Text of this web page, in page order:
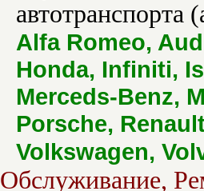
автотранспорта
Alfa Romeo,
Honda, Infiniti,
Merceds-Benz,
Porsche,
Volkswagen,
Обслуживание,